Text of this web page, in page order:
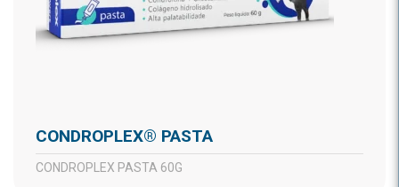
CONDROPLEX® PASTA
CONDROPLEX PASTA 60G